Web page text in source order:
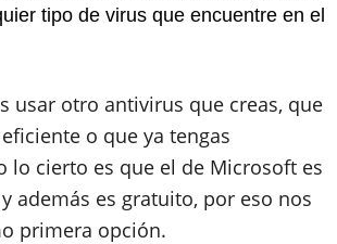
tipo de virus que encuentre en el
usar otro antivirus que creas, que
o que ya tengas
lo cierto es que el de Microsoft es
además es gratuito, por eso nos
primera opción.